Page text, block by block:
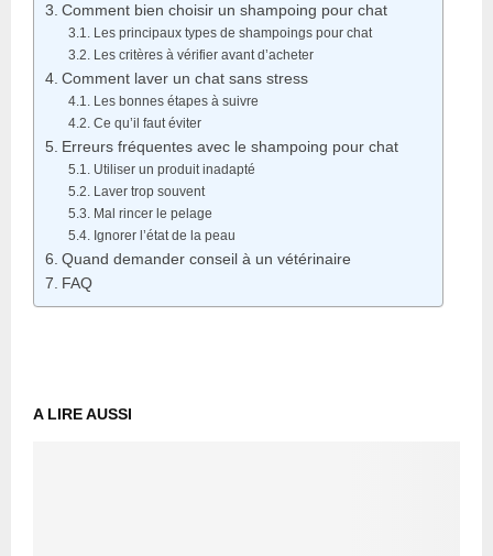
Comment bien choisir un shampoing pour chat
Les principaux types de shampoings pour chat
Les critères à vérifier avant d’acheter
Comment laver un chat sans stress
Les bonnes étapes à suivre
Ce qu’il faut éviter
Erreurs fréquentes avec le shampoing pour chat
Utiliser un produit inadapté
Laver trop souvent
Mal rincer le pelage
Ignorer l’état de la peau
Quand demander conseil à un vétérinaire
FAQ
A LIRE AUSSI